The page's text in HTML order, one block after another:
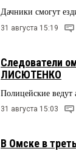
Дачники смогут
31 августа 15:19
Следователи
ЛИСЮТЕНКО
Полицейские
31 августа 15:03
В Омске в